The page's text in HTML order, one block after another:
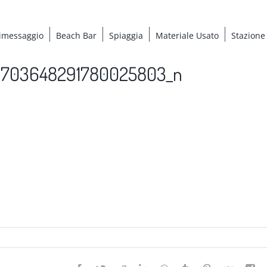
Beach Bar Spiaggia Materiale Usato